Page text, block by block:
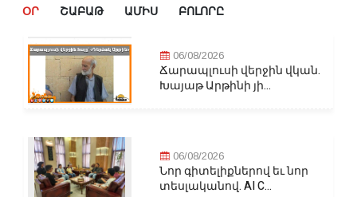
ՕՐ ՇԱԲԱԹ ԱՄԻՍ ԲՈԼՈՐԸ
06/08/2026
Ճարապլուսի վերջին վկան.
Խայաթ Արթինի յի...
06/08/2026
Նոր գիտելիքներով եւ նոր
տեսլականով. AI C...